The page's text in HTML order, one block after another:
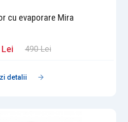
cu evaporare Mira
490 Lei
detalii